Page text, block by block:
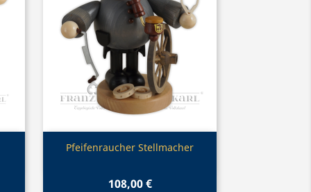
Vorschau
Pfeifenraucher Stellmacher
108,00 €